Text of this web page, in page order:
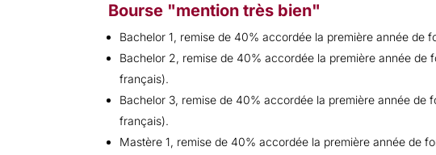
Bourse "mention très bien"
Bachelor 1, remise de 40% accordée la première année de
Bachelor 2, remise de 40% accordée la première année de
français).
Bachelor 3, remise de 40% accordée la première année de
français).
Mastère 1, remise de 40% accordée la première année de